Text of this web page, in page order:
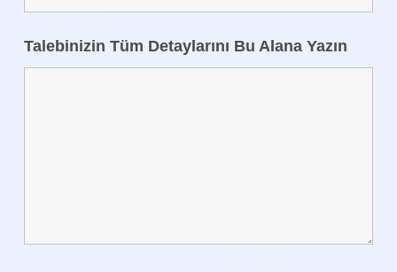
Talebinizin Tüm Detaylarını Bu Alana Yazın